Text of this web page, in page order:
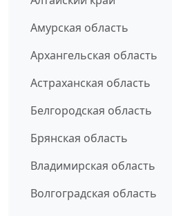
Амурская область
Архангельская область
Астраханская область
Белгородская область
Брянская область
Владимирская область
Волгоградская область